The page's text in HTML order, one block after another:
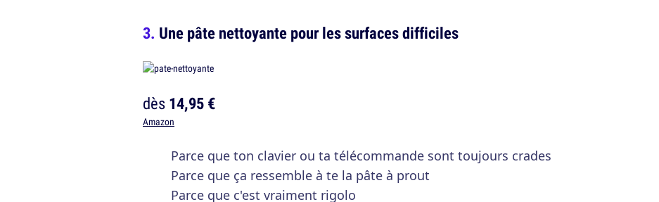
Une pâte nettoyante pour les surfaces difficiles
dès14,95 €
Amazon
Parce que ton clavier ou ta télécommande sont toujours crades
Parce que ça ressemble à te la pâte à prout
Parce que c'est vraiment rigolo